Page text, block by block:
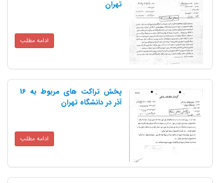
پخش تراکت های مربوط به 16
آذر در دانشگاه تهران